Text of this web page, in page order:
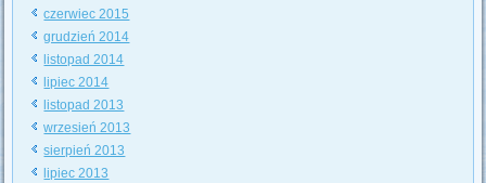
czerwiec 2015
grudzień 2014
listopad 2014
lipiec 2014
listopad 2013
wrzesień 2013
sierpień 2013
lipiec 2013